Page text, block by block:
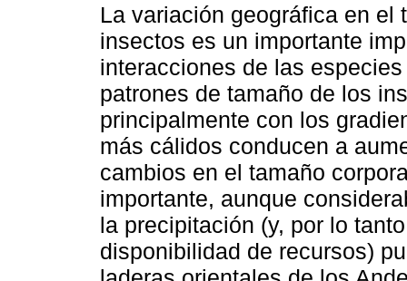
La variación geográfica en el
insectos es un importante
interacciones de las
patrones de tamaño de los
principalmente con los
más cálidos conducen a
cambios en el tamaño
importante, aunque
la precipitación (y, por lo
disponibilidad de recursos)